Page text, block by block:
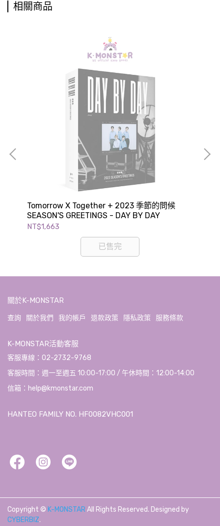
相關商品
Tomorrow X Together + 2023 季節的問候
SEASON'S GREETINGS - DAY BY DAY
NT$1,663
已售完
關於K-MONSTAR
查詢 關於我們 我的帳戶 退款政策 隱私政策 服務條款
K-MONSTAR活動客服
客服專線：02-2732-9768
客服時間：週一至週五 10:00-17:00 / 午休時間：12:00-14:00
信箱：help@kmonstar.com
HANTEO FAMILY NO. HF0082VHC001
Copyright © K-MONSTAR All Rights Reserved. Designed by
CYBERBIZ.